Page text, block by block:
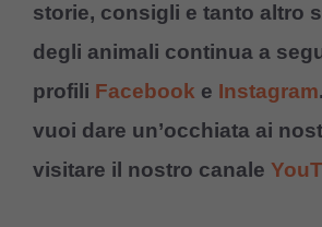
storie, consigli e tanto altro
degli animali continua a
profili Facebook e Instagram
vuoi dare un’occhiata ai
visitare il nostro canale